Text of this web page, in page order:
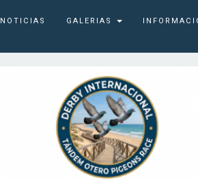
NOTICIAS GALERIAS